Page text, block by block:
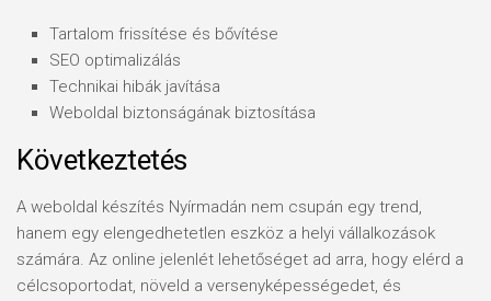
Tartalom frissítése és bővítése
SEO optimalizálás
Technikai hibák javítása
Weboldal biztonságának biztosítása
Következtetés
A weboldal készítés Nyírmadán nem csupán egy trend,
hanem egy elengedhetetlen eszköz a helyi vállalkozások
számára. Az online jelenlét lehetőséget ad arra, hogy elérd a
célcsoportodat, növeld a versenyképességedet, és